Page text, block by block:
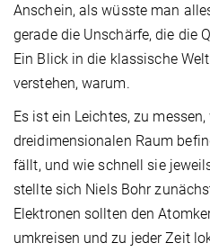
Anschein, als wüsste man
gerade die Unschärfe, die die
Ein Blick in die klassische
verstehen, warum.
Es ist ein Leichtes, zu
dreidimensionalen Raum
fällt, und wie schnell sie
stellte sich Niels Bohr
Elektronen sollten den
umkreisen und zu jeder Zeit